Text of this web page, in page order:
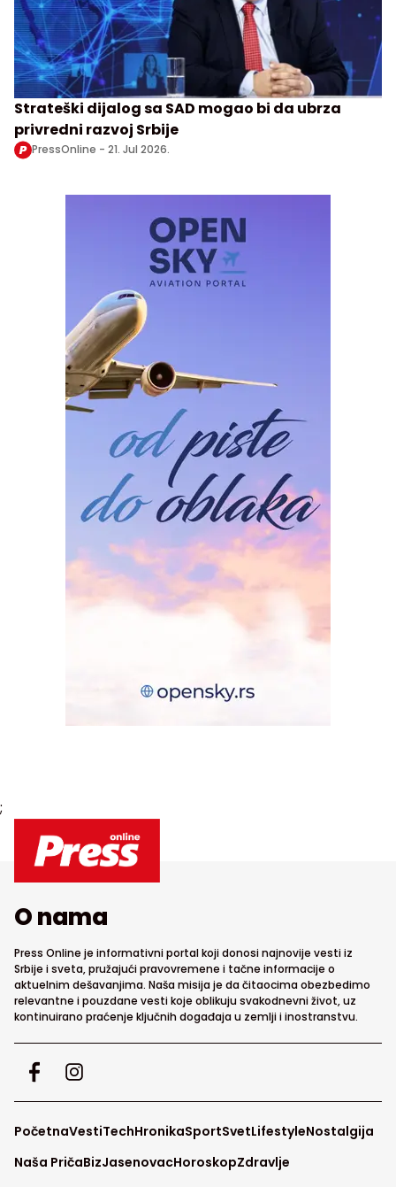
Strateški dijalog sa SAD mogao bi da ubrza
privredni razvoj Srbije
PressOnline - 21. Jul 2026.
;
O nama
Press Online je informativni portal koji donosi najnovije vesti iz
Srbije i sveta, pružajući pravovremene i tačne informacije o
aktuelnim dešavanjima. Naša misija je da čitaocima obezbedimo
relevantne i pouzdane vesti koje oblikuju svakodnevni život, uz
kontinuirano praćenje ključnih događaja u zemlji i inostranstvu.
PočetnaVestiTechHronikaSportSvetLifestyleNostalgija
Naša PričaBizJasenovacHoroskopZdravlje